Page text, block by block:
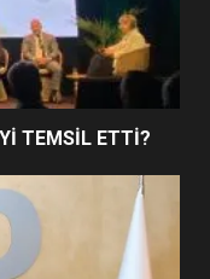
TÜRKİYE
TEMSİL ETTİ?